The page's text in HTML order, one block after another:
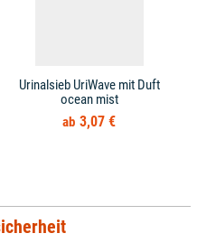
Urinalsieb UriWave mit Duft
ocean mist
3,07 €